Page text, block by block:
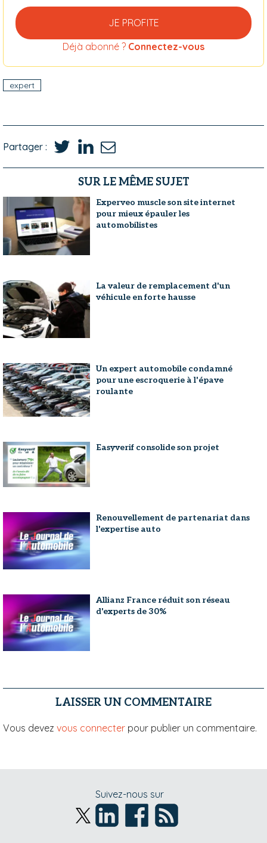
JE PROFITE
Déjà abonné ? Connectez-vous
expert
Partager :
SUR LE MÊME SUJET
Experveo muscle son site internet
pour mieux épauler les
automobilistes
La valeur de remplacement d'un
véhicule en forte hausse
Un expert automobile condamné
pour une escroquerie à l'épave
roulante
Easyverif consolide son projet
Renouvellement de partenariat dans
l'expertise auto
Allianz France réduit son réseau
d'experts de 30%
LAISSER UN COMMENTAIRE
Vous devez vous connecter pour publier un commentaire.
Suivez-nous sur